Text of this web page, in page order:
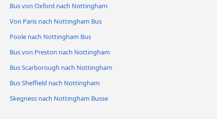
Bus von Oxford nach Nottingham
Von Paris nach Nottingham Bus
Poole nach Nottingham Bus
Bus von Preston nach Nottingham
Bus Scarborough nach Nottingham
Bus Sheffield nach Nottingham
Skegness nach Nottingham Busse